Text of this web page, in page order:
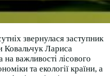
звернулася заступник
Ковальчук Лариса
на важливості лісового
та екології країни, а